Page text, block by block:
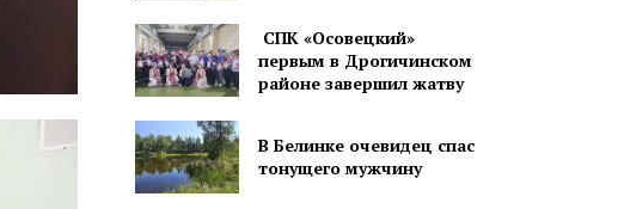
СПК «Осовецкий»
первым в Дрогичинском
районе завершил жатву
В Белинке очевидец спас
тонущего мужчину